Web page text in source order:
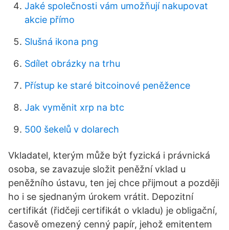
Jaké společnosti vám umožňují nakupovat
akcie přímo
Slušná ikona png
Sdílet obrázky na trhu
Přístup ke staré bitcoinové peněžence
Jak vyměnit xrp na btc
500 šekelů v dolarech
Vkladatel, kterým může být fyzická i právnická
osoba, se zavazuje složit peněžní vklad u
peněžního ústavu, ten jej chce přijmout a později
ho i se sjednaným úrokem vrátit. Depozitní
certifikát (řidčeji certifikát o vkladu) je obligační,
časově omezený cenný papír, jehož emitentem